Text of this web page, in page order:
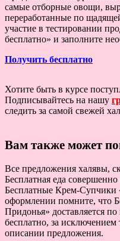
самые отборные овощи,
переработанные по
участие в тестировании
бесплатно» и заполните
Получить бесплатно
Хотите быть в курсе
Подписывайтесь на нашу
следить за самой свежей
Вам также может
Все предложения халявы,
Бесплатная еда
Бесплатные Крем-Супчики
оформлении помните, что
Придонья» доставляется
бесплатно, за исключением
описании предложения.